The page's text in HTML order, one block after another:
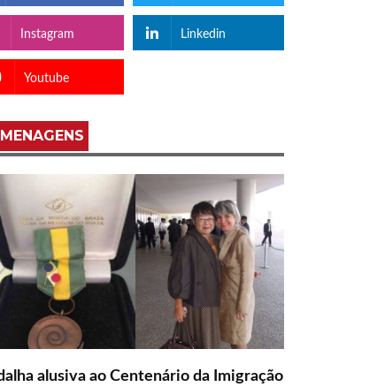
Instagram Linkedin
Youtube
alusiva ao Centenário da Imigração